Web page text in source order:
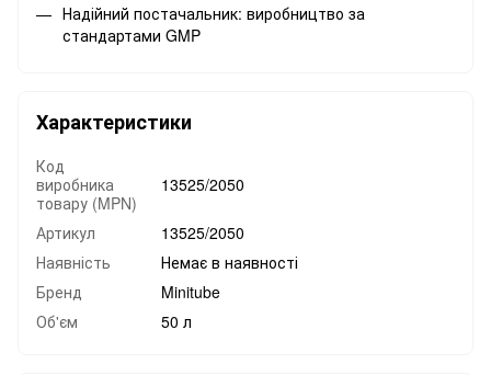
Надійний постачальник: виробництво за
стандартами GMP
Характеристики
Код
виробника
товару (MPN)
13525/2050
Артикул
13525/2050
Наявність
Немає в наявності
Бренд
Minitube
Об'єм
50 л